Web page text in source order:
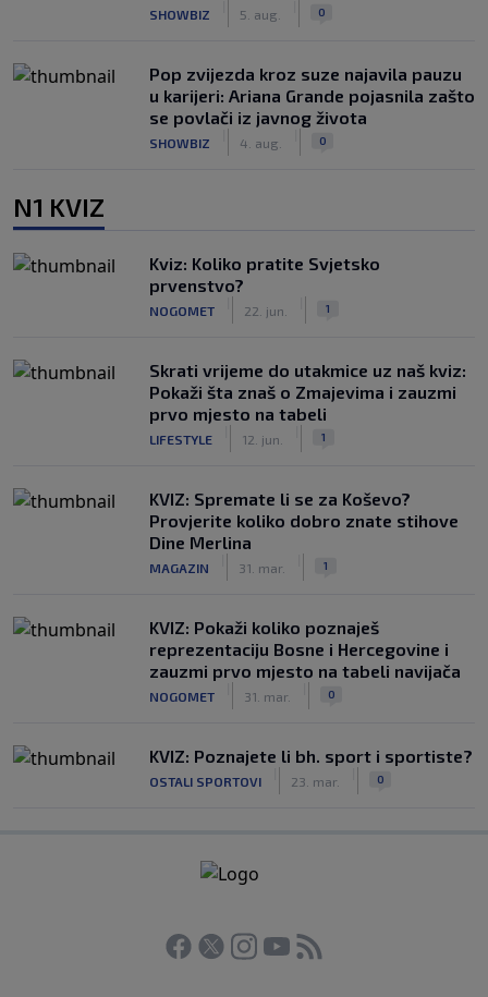
SHOWBIZ 5. aug. 0
Pop zvijezda kroz suze najavila pauzu
u karijeri: Ariana Grande pojasnila zašto
se povlači iz javnog života
SHOWBIZ 4. aug. 0
N1 KVIZ
Kviz: Koliko pratite Svjetsko
prvenstvo?
NOGOMET 22. jun. 1
Skrati vrijeme do utakmice uz naš kviz:
Pokaži šta znaš o Zmajevima i zauzmi
prvo mjesto na tabeli
LIFESTYLE 12. jun. 1
KVIZ: Spremate li se za Koševo?
Provjerite koliko dobro znate stihove
Dine Merlina
MAGAZIN 31. mar. 1
KVIZ: Pokaži koliko poznaješ
reprezentaciju Bosne i Hercegovine i
zauzmi prvo mjesto na tabeli navijača
NOGOMET 31. mar. 0
KVIZ: Poznajete li bh. sport i sportiste?
OSTALI SPORTOVI 23. mar. 0